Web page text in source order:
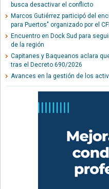
busca desactivar el conflicto
Marcos Gutiérrez participó del
para Puertos" organizado por el CFI
Encuentro en Dock Sud para
de la región
Capitanes y Baqueanos aclara
tras el Decreto 690/2026
Avances en la gestión de los